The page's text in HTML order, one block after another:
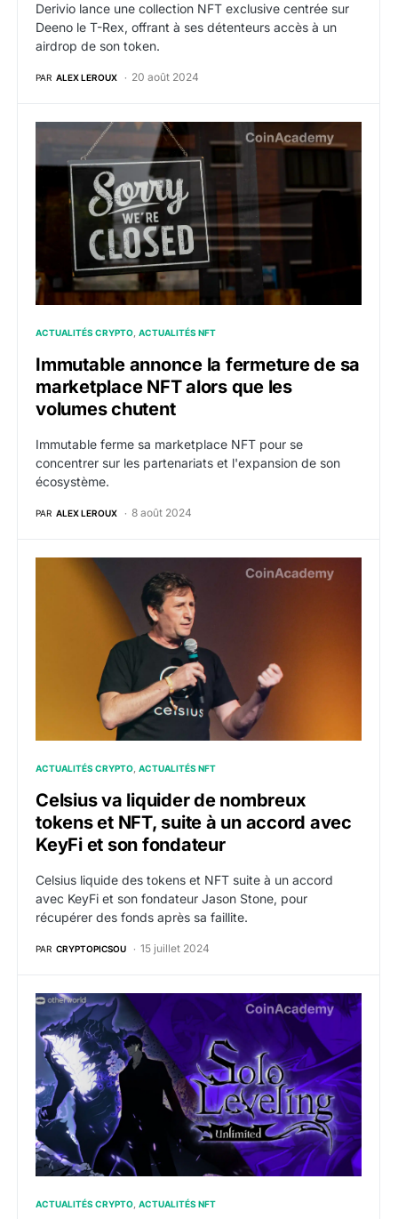
Derivio lance une collection NFT exclusive centrée sur
Deeno le T-Rex, offrant à ses détenteurs accès à un
airdrop de son token.
PAR ALEX LEROUX 20 août 2024
Immutable annonce la fermeture de sa marketplace
ACTUALITÉS CRYPTO ACTUALITÉS NFT
Immutable annonce la fermeture de sa
marketplace NFT alors que les
volumes chutent
Immutable ferme sa marketplace NFT pour se
concentrer sur les partenariats et l'expansion de son
écosystème.
PAR ALEX LEROUX 8 août 2024
Celsius va liquider de nombreux tokens et NFT,
ACTUALITÉS CRYPTO ACTUALITÉS NFT
Celsius va liquider de nombreux
tokens et NFT, suite à un accord avec
KeyFi et son fondateur
Celsius liquide des tokens et NFT suite à un accord
avec KeyFi et son fondateur Jason Stone, pour
récupérer des fonds après sa faillite.
PAR CRYPTOPICSOU 15 juillet 2024
Avalanche : OtherWorld lance une plateforme NFT
ACTUALITÉS CRYPTO ACTUALITÉS NFT